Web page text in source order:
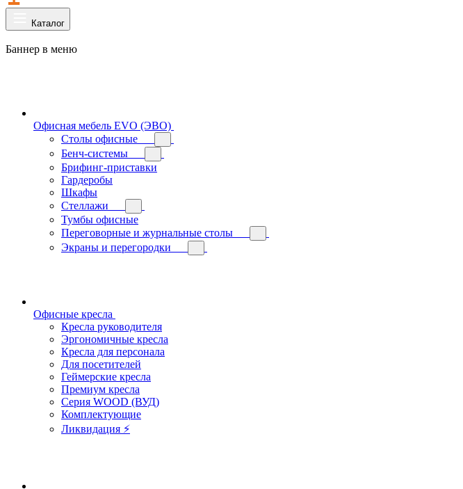
Каталог
Баннер в меню
Офисная мебель EVO (ЭВО)
Cтолы офисные
Бенч-системы
Брифинг-приставки
Гардеробы
Шкафы
Стеллажи
Тумбы офисные
Переговорные и журнальные столы
Экраны и перегородки
Офисные кресла
Кресла руководителя
Эргономичные кресла
Кресла для персонала
Для посетителей
Геймерские кресла
Премиум кресла
Серия WOOD (ВУД)
Комплектующие
Ликвидация ⚡